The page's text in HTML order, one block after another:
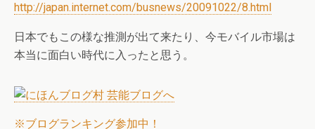
http://japan.internet.com/busnews/20091022/8.html
日本でもこの様な推測が出て来たり、今モバイル市場は
本当に面白い時代に入ったと思う。
※ブログランキング参加中！